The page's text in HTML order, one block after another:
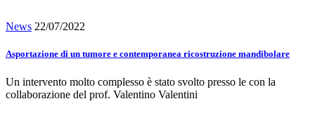
News 22/07/2022
Asportazione di un tumore e contemporanea ricostruzione mandibolare
Un intervento molto complesso è stato svolto presso le con la
collaborazione del prof. Valentino Valentini